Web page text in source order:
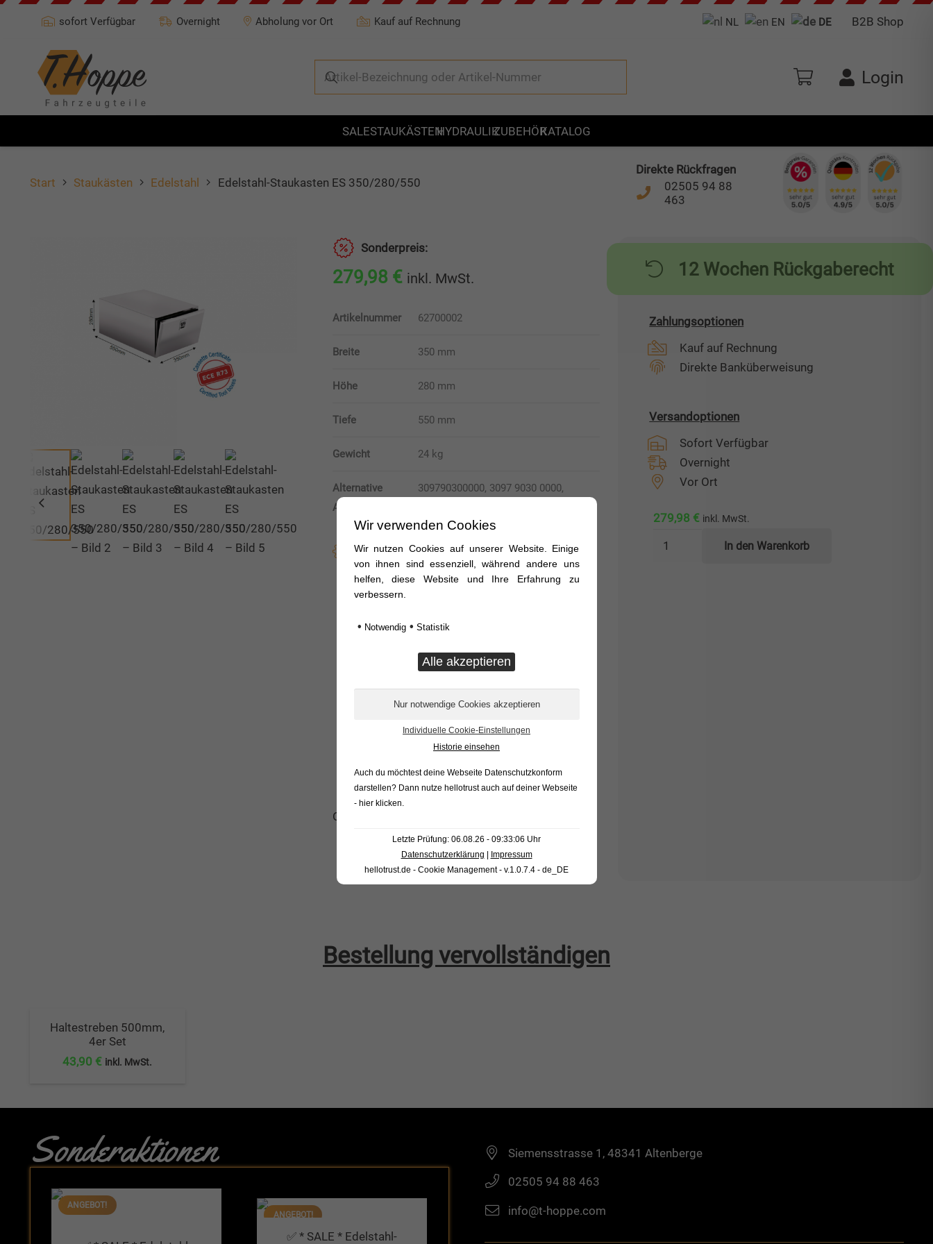
sofort Verfügbar Overnight Abholung vor Ort Kauf auf Rechnung NL EN DE B2B Shop
Login
SALESTAUKÄSTENHYDRAULIKZUBEHÖRKATALOG
Start Staukästen Edelstahl Edelstahl-Staukasten ES 350/280/550
Direkte Rückfragen
02505 94 88
463
Sonderpreis:
279,98 € inkl. MwSt.
Artikelnummer 62700002
Breite 350 mm
Höhe 280 mm
Tiefe 550 mm
Gewicht 24 kg
Alternative
Artikelnummer
309790300000, 3097 9030 0000,
Produktmerkmale:
Edelstahl-Staukasten
1 abschließbarer T-Griff
Materialstärke Kastenkörper und Deckel
umlaufende Gummidichtung
Inkl. Abfangketten für Deckel
Zertifiziert ECE R73
OE-Nummern dienen nur zu Vergleichszwecken.
12 Wochen Rückgaberecht
Zahlungsoptionen
Kauf auf Rechnung
Direkte Banküberweisung
Versandoptionen
Sofort Verfügbar
Overnight
Vor Ort
279,98 € inkl. MwSt.
Edelstahl-
In den Warenkorb
Bestellung vervollständigen
Haltestreben 500mm,
4er Set
43,90 € inkl. MwSt.
Sonderaktionen
ANGEBOT!
ANGEBOT!
✅ * SALE * Edelstahl-
Siemensstrasse 1, 48341 Altenberge
02505 94 88 463
info@t-hoppe.com
Wir verwenden Cookies
Wir nutzen Cookies auf unserer Website. Einige
von ihnen sind essenziell, während andere uns
helfen, diese Website und Ihre Erfahrung zu
verbessern.
• Notwendig • Statistik
Individuelle Cookie-Einstellungen
Historie einsehen
Auch du möchtest deine Webseite Datenschutzkonform
darstellen? Dann nutze hellotrust auch auf deiner Webseite
- hier klicken.
Letzte Prüfung: 06.08.26 - 09:33:06 Uhr
Datenschutzerklärung
Impressum
hellotrust.de - Cookie Management - v.1.0.7.4 - de_DE